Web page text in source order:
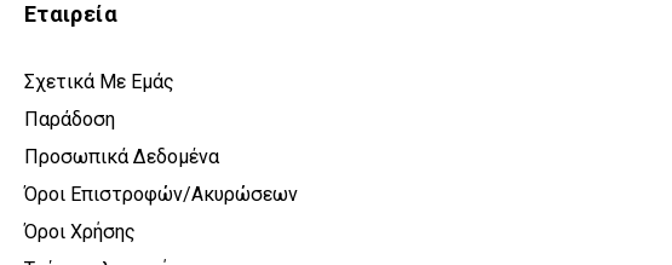
Εταιρεία
Σχετικά Με Εμάς
Παράδοση
Προσωπικά Δεδομένα
Όροι Επιστροφών/Ακυρώσεων
Όροι Χρήσης